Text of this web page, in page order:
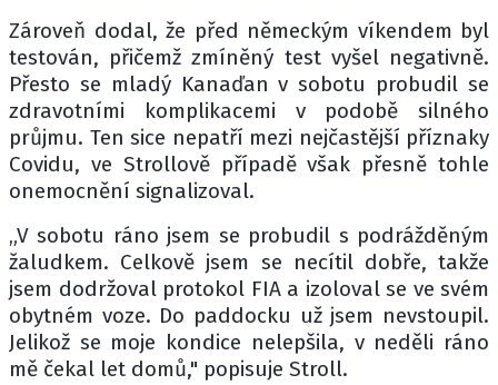
Zároveň dodal, že před německým víkendem byl
testován, přičemž zmíněný test vyšel negativně.
Přesto se mladý Kanaďan v sobotu probudil se
zdravotními komplikacemi v podobě silného
průjmu. Ten sice nepatří mezi nejčastější příznaky
Covidu, ve Strollově případě však přesně tohle
onemocnění signalizoval.
„V sobotu ráno jsem se probudil s podrážděným
žaludkem. Celkově jsem se necítil dobře, takže
jsem dodržoval protokol FIA a izoloval se ve svém
obytném voze. Do paddocku už jsem nevstoupil.
Jelikož se moje kondice nelepšila, v neděli ráno
mě čekal let domů," popisuje Stroll.